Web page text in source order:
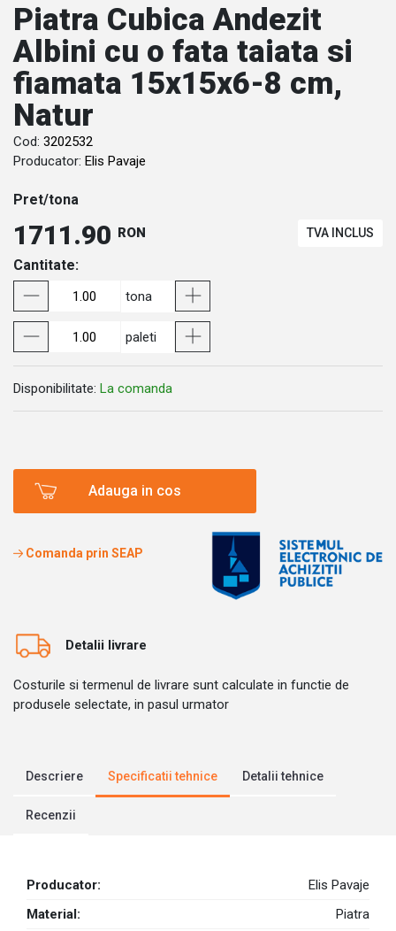
Piatra Cubica Andezit
Albini cu o fata taiata si
fiamata 15x15x6-8 cm,
Natur
Cod: 3202532
Producator: Elis Pavaje
Pret/tona
1711.90 RON TVA INCLUS
Cantitate:
tona
paleti
Disponibilitate: La comanda
Adauga in cos
Comanda prin SEAP
Detalii livrare
Costurile si termenul de livrare sunt calculate in functie de
produsele selectate, in pasul urmator
Descriere Specificatii tehnice Detalii tehnice
Recenzii
Producator:
Elis Pavaje
Material:
Piatra